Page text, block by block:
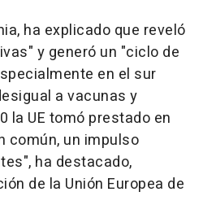
ha explicado que reveló
y generó un "ciclo de
en el sur
a vacunas y
la UE tomó prestado en
común, un impulso
ha destacado,
de la Unión Europea de